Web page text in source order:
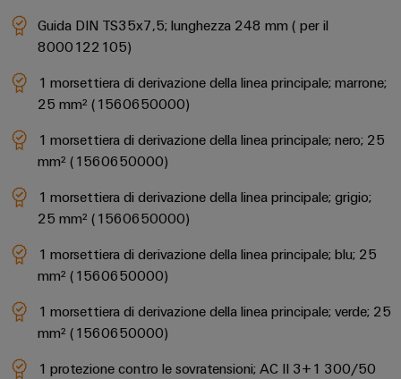
Guida DIN TS35x7,5; lunghezza 248 mm ( per il
8000122105)
1 morsettiera di derivazione della linea principale; marrone;
25 mm² (1560650000)
1 morsettiera di derivazione della linea principale; nero; 25
mm² (1560650000)
1 morsettiera di derivazione della linea principale; grigio;
25 mm² (1560650000)
1 morsettiera di derivazione della linea principale; blu; 25
mm² (1560650000)
1 morsettiera di derivazione della linea principale; verde; 25
mm² (1560650000)
1 protezione contro le sovratensioni; AC II 3+1 300/50